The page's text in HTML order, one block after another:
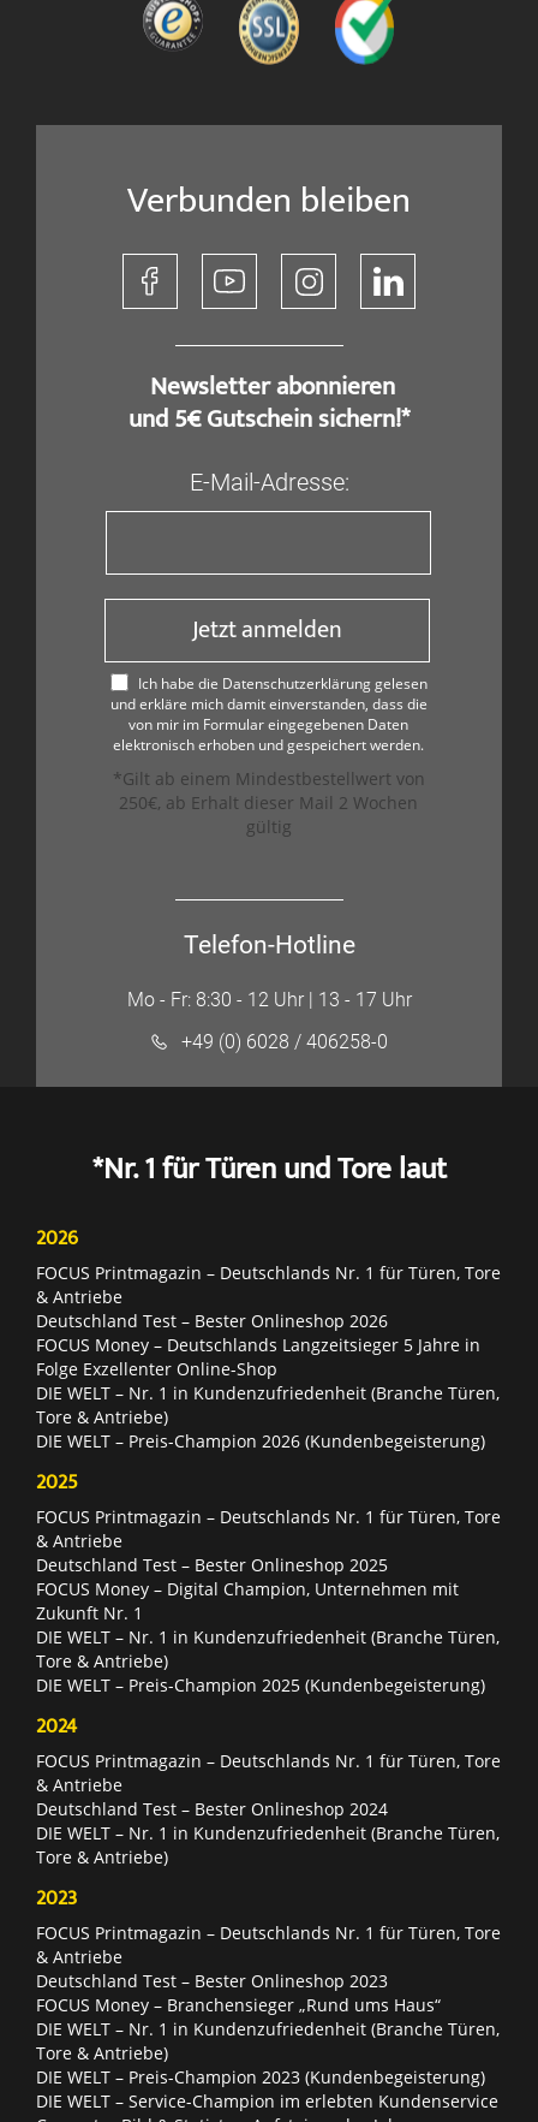
Verbunden bleiben
​ Newsletter abonnieren
und 5€ Gutschein sichern!*
E-Mail-Adresse:
Jetzt anmelden
Ich habe die Datenschutzerklärung gelesen
und erkläre mich damit einverstanden, dass die
von mir im Formular eingegebenen Daten
elektronisch erhoben und gespeichert werden.
*Gilt ab einem Mindestbestellwert von
250€, ab Erhalt dieser Mail 2 Wochen
gültig
Telefon-Hotline
Mo - Fr: 8:30 - 12 Uhr | 13 - 17 Uhr
+49 (0) 6028 / 406258-0
*Nr. 1 für Türen und Tore laut
2026
FOCUS Printmagazin – Deutschlands Nr. 1 für Türen, Tore
& Antriebe
Deutschland Test – Bester Onlineshop 2026
FOCUS Money – Deutschlands Langzeitsieger 5 Jahre in
Folge Exzellenter Online-Shop
DIE WELT – Nr. 1 in Kundenzufriedenheit (Branche Türen,
Tore & Antriebe)
DIE WELT – Preis-Champion 2026 (Kundenbegeisterung)
2025
FOCUS Printmagazin – Deutschlands Nr. 1 für Türen, Tore
& Antriebe
Deutschland Test – Bester Onlineshop 2025
FOCUS Money – Digital Champion, Unternehmen mit
Zukunft Nr. 1
DIE WELT – Nr. 1 in Kundenzufriedenheit (Branche Türen,
Tore & Antriebe)
DIE WELT – Preis-Champion 2025 (Kundenbegeisterung)
2024
FOCUS Printmagazin – Deutschlands Nr. 1 für Türen, Tore
& Antriebe
Deutschland Test – Bester Onlineshop 2024
DIE WELT – Nr. 1 in Kundenzufriedenheit (Branche Türen,
Tore & Antriebe)
2023
FOCUS Printmagazin – Deutschlands Nr. 1 für Türen, Tore
& Antriebe
Deutschland Test – Bester Onlineshop 2023
FOCUS Money – Branchensieger „Rund ums Haus“
DIE WELT – Nr. 1 in Kundenzufriedenheit (Branche Türen,
Tore & Antriebe)
DIE WELT – Preis-Champion 2023 (Kundenbegeisterung)
DIE WELT – Service-Champion im erlebten Kundenservice